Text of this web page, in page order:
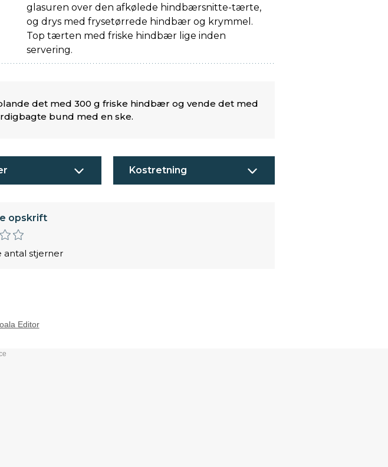
glasuren over den afkølede hindbærsnitte-tærte,
og drys med frysetørrede hindbær og krymmel.
Top tærten med friske hindbær lige inden
servering.
det med 300 g friske hindbær og vende det med
bund med en ske.
Kostretning
opskrift
antal stjerner
Editor